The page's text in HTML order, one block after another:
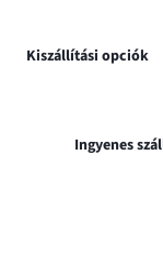
Kiszállítási opciók
Ingyenes